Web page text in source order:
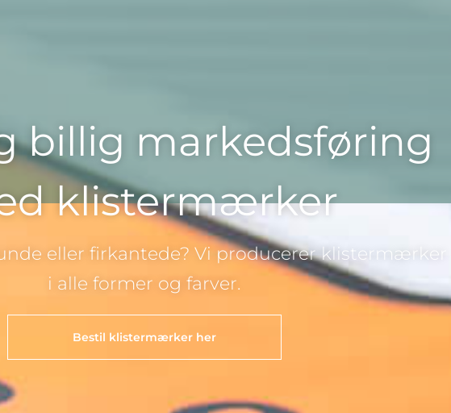
billig markedsføring
klistermærker
eller firkantede? Vi producerer klistermærker
Bestil klistermærker her